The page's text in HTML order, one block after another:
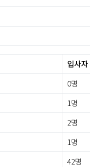
입사자
0명
1명
2명
1명
42명